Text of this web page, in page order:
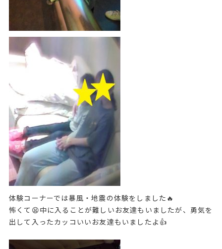
体験コーナーでは暴風・地震の体験をしました🔥
怖くて😫中に入ることが難しいお友達もいましたが、勇気を
出して入ったカッコいいお友達もいましたよ👍